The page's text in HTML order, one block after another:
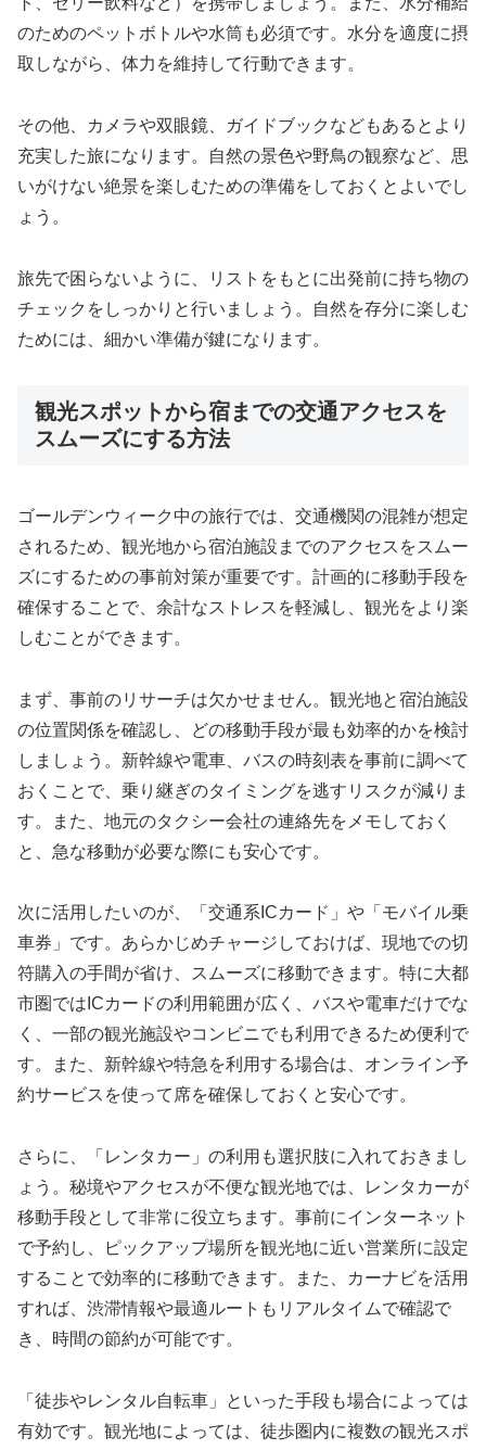
のためのペットボトルや水筒も必須です。水分を適度に摂
取しながら、体力を維持して行動できます。
その他、カメラや双眼鏡、ガイドブックなどもあるとより
充実した旅になります。自然の景色や野鳥の観察など、思
いがけない絶景を楽しむための準備をしておくとよいでし
ょう。
旅先で困らないように、リストをもとに出発前に持ち物の
チェックをしっかりと行いましょう。自然を存分に楽しむ
ためには、細かい準備が鍵になります。
観光スポットから宿までの交通アクセスを
スムーズにする方法
ゴールデンウィーク中の旅行では、交通機関の混雑が想定
されるため、観光地から宿泊施設までのアクセスをスムー
ズにするための事前対策が重要です。計画的に移動手段を
確保することで、余計なストレスを軽減し、観光をより楽
しむことができます。
まず、事前のリサーチは欠かせません。観光地と宿泊施設
の位置関係を確認し、どの移動手段が最も効率的かを検討
しましょう。新幹線や電車、バスの時刻表を事前に調べて
おくことで、乗り継ぎのタイミングを逃すリスクが減りま
す。また、地元のタクシー会社の連絡先をメモしておく
と、急な移動が必要な際にも安心です。
次に活用したいのが、「交通系ICカード」や「モバイル乗
車券」です。あらかじめチャージしておけば、現地での切
符購入の手間が省け、スムーズに移動できます。特に大都
市圏ではICカードの利用範囲が広く、バスや電車だけでな
く、一部の観光施設やコンビニでも利用できるため便利で
す。また、新幹線や特急を利用する場合は、オンライン予
約サービスを使って席を確保しておくと安心です。
さらに、「レンタカー」の利用も選択肢に入れておきまし
ょう。秘境やアクセスが不便な観光地では、レンタカーが
移動手段として非常に役立ちます。事前にインターネット
で予約し、ピックアップ場所を観光地に近い営業所に設定
することで効率的に移動できます。また、カーナビを活用
すれば、渋滞情報や最適ルートもリアルタイムで確認で
き、時間の節約が可能です。
「徒歩やレンタル自転車」といった手段も場合によっては
有効です。観光地によっては、徒歩圏内に複数の観光スポ